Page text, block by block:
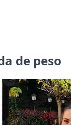
de peso